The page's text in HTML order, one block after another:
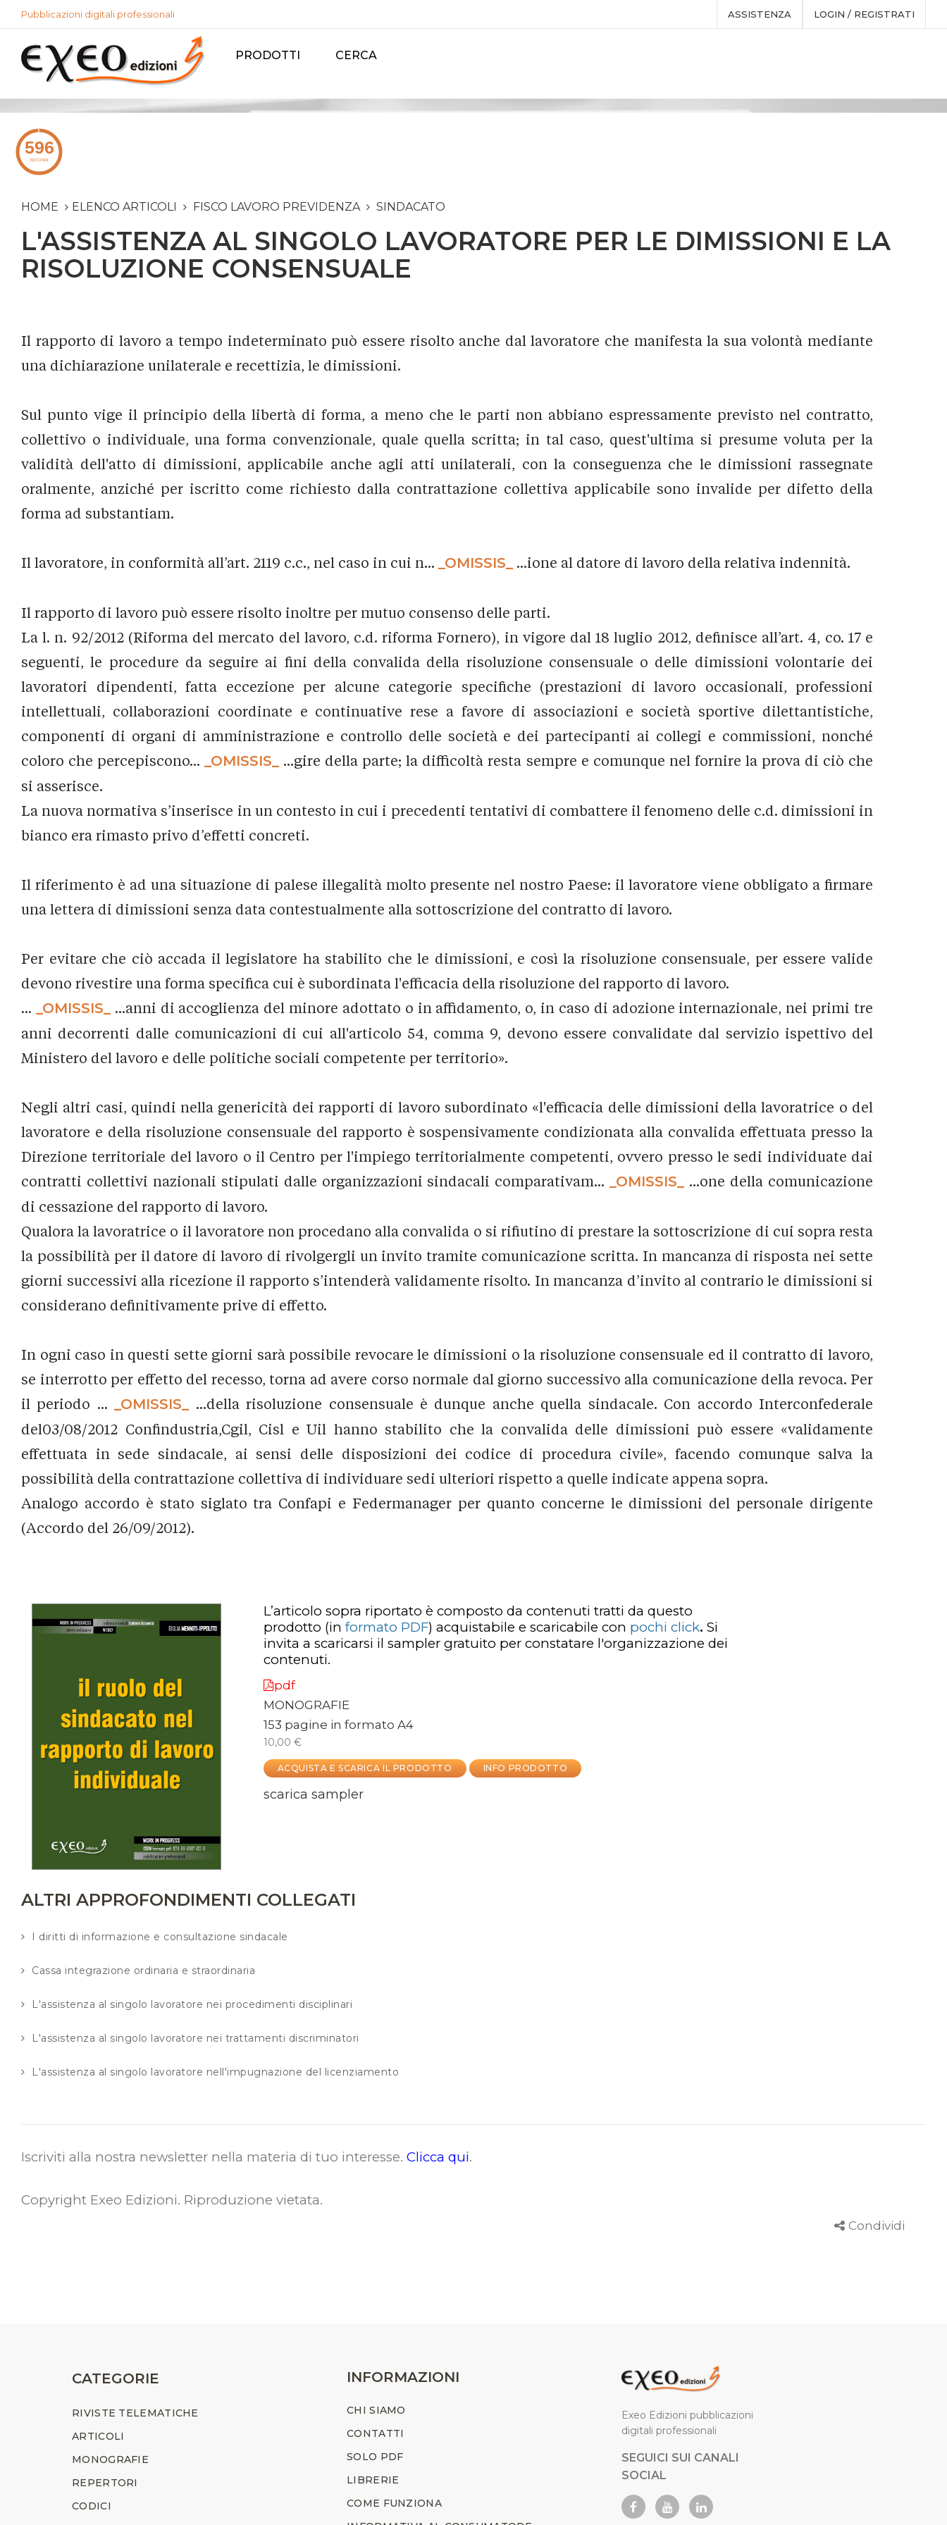
Pubblicazioni digitali professionali ASSISTENZA LOGIN / REGISTRATI
PRODOTTI CERCA
HOME ELENCO ARTICOLI FISCO LAVORO PREVIDENZA SINDACATO
L'ASSISTENZA AL SINGOLO LAVORATORE PER LE DIMISSIONI E LA
RISOLUZIONE CONSENSUALE
Il rapporto di lavoro a tempo indeterminato può essere risolto anche dal lavoratore che manifesta la sua volontà mediante
una dichiarazione unilaterale e recettizia, le dimissioni.
Sul punto vige il principio della libertà di forma, a meno che le parti non abbiano espressamente previsto nel contratto,
collettivo o individuale, una forma convenzionale, quale quella scritta; in tal caso, quest'ultima si presume voluta per la
validità dell'atto di dimissioni, applicabile anche agli atti unilaterali, con la conseguenza che le dimissioni rassegnate
oralmente, anziché per iscritto come richiesto dalla contrattazione collettiva applicabile sono invalide per difetto della
forma ad substantiam.
Il lavoratore, in conformità all’art. 2119 c.c., nel caso in cui n... _OMISSIS_ ...ione al datore di lavoro della relativa indennità.
Il rapporto di lavoro può essere risolto inoltre per mutuo consenso delle parti.
La l. n. 92/2012 (Riforma del mercato del lavoro, c.d. riforma Fornero), in vigore dal 18 luglio 2012, definisce all’art. 4, co. 17 e
seguenti, le procedure da seguire ai fini della convalida della risoluzione consensuale o delle dimissioni volontarie dei
lavoratori dipendenti, fatta eccezione per alcune categorie specifiche (prestazioni di lavoro occasionali, professioni
intellettuali, collaborazioni coordinate e continuative rese a favore di associazioni e società sportive dilettantistiche,
componenti di organi di amministrazione e controllo delle società e dei partecipanti ai collegi e commissioni, nonché
coloro che percepiscono...
_OMISSIS_
...gire della parte; la difficoltà resta sempre e comunque nel fornire la prova di ciò che
si asserisce.
La nuova normativa s’inserisce in un contesto in cui i precedenti tentativi di combattere il fenomeno delle c.d. dimissioni in
bianco era rimasto privo d’effetti concreti.
Il riferimento è ad una situazione di palese illegalità molto presente nel nostro Paese: il lavoratore viene obbligato a firmare
una lettera di dimissioni senza data contestualmente alla sottoscrizione del contratto di lavoro.
Per evitare che ciò accada il legislatore ha stabilito che le dimissioni, e così la risoluzione consensuale, per essere valide
devono rivestire una forma specifica cui è subordinata l'efficacia della risoluzione del rapporto di lavoro.
...
_OMISSIS_
...anni di accoglienza del minore adottato o in affidamento, o, in caso di adozione internazionale, nei primi tre
anni decorrenti dalle comunicazioni di cui all'articolo 54, comma 9, devono essere convalidate dal servizio ispettivo del
Ministero del lavoro e delle politiche sociali competente per territorio».
Negli altri casi, quindi nella genericità dei rapporti di lavoro subordinato «l'efficacia delle dimissioni della lavoratrice o del
lavoratore e della risoluzione consensuale del rapporto è sospensivamente condizionata alla convalida effettuata presso la
Direzione territoriale del lavoro o il Centro per l'impiego territorialmente competenti, ovvero presso le sedi individuate dai
contratti collettivi nazionali stipulati dalle organizzazioni sindacali comparativam...
_OMISSIS_
...one della comunicazione
di cessazione del rapporto di lavoro.
Qualora la lavoratrice o il lavoratore non procedano alla convalida o si rifiutino di prestare la sottoscrizione di cui sopra resta
la possibilità per il datore di lavoro di rivolgergli un invito tramite comunicazione scritta. In mancanza di risposta nei sette
giorni successivi alla ricezione il rapporto s’intenderà validamente risolto. In mancanza d’invito al contrario le dimissioni si
considerano definitivamente prive di effetto.
In ogni caso in questi sette giorni sarà possibile revocare le dimissioni o la risoluzione consensuale ed il contratto di lavoro,
se interrotto per effetto del recesso, torna ad avere corso normale dal giorno successivo alla comunicazione della revoca. Per
il periodo ...
_OMISSIS_
...della risoluzione consensuale è dunque anche quella sindacale. Con accordo Interconfederale
del03/08/2012 Confindustria,Cgil, Cisl e Uil hanno stabilito che la convalida delle dimissioni può essere «validamente
effettuata in sede sindacale, ai sensi delle disposizioni dei codice di procedura civile», facendo comunque salva la
possibilità della contrattazione collettiva di individuare sedi ulteriori rispetto a quelle indicate appena sopra.
Analogo accordo è stato siglato tra Confapi e Federmanager per quanto concerne le dimissioni del personale dirigente
(Accordo del 26/09/2012).
L’articolo sopra riportato è composto da contenuti tratti da questo
prodotto (in formato PDF) acquistabile e scaricabile con pochi click. Si
invita a scaricarsi il sampler gratuito per constatare l'organizzazione dei
contenuti.
pdf
MONOGRAFIE
153 pagine in formato A4
10,00 €
ACQUISTA E SCARICA IL PRODOTTO INFO PRODOTTO
scarica sampler
ALTRI APPROFONDIMENTI COLLEGATI
I diritti di informazione e consultazione sindacale
Cassa integrazione ordinaria e straordinaria
L'assistenza al singolo lavoratore nei procedimenti disciplinari
L'assistenza al singolo lavoratore nei trattamenti discriminatori
L'assistenza al singolo lavoratore nell'impugnazione del licenziamento
Iscriviti alla nostra newsletter nella materia di tuo interesse. Clicca qui.
Copyright Exeo Edizioni. Riproduzione vietata.
Condividi
CATEGORIE
RIVISTE TELEMATICHE
ARTICOLI
MONOGRAFIE
REPERTORI
CODICI
INFORMAZIONI
CHI SIAMO
CONTATTI
SOLO PDF
LIBRERIE
COME FUNZIONA
Exeo Edizioni pubblicazioni
digitali professionali
SEGUICI SUI CANALI
SOCIAL